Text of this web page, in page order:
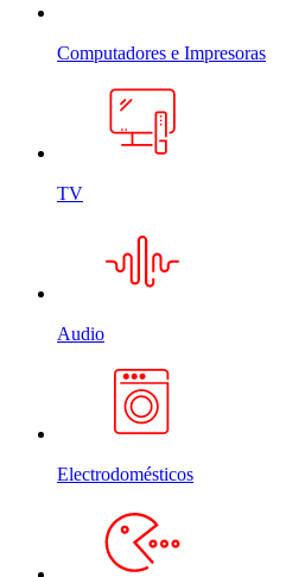
Computadores e Impresoras
TV
Audio
Electrodomésticos